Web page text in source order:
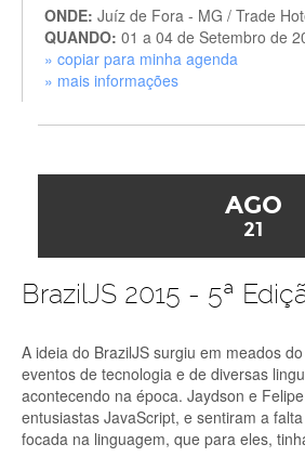
ONDE: Juíz de Fora - MG / Trade
QUANDO: 01 a 04 de Setembro de
» copiar para minha agenda
» mais informações
AGO
21
BrazilJS 2015 - 5ª
A ideia do BrazilJS surgiu em meados
eventos de tecnologia e de diversas
acontecendo na época. Jaydson e
entusiastas JavaScript, e sentiram a
focada na linguagem, que para eles,